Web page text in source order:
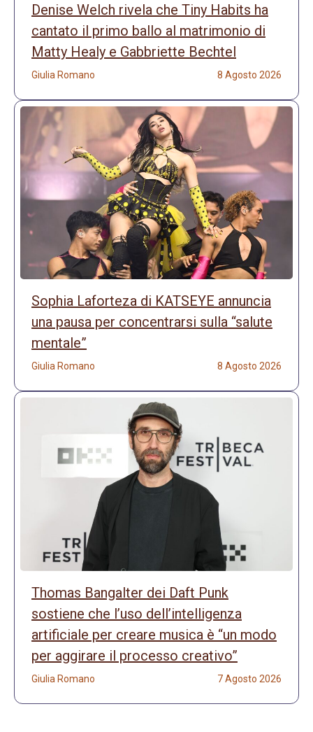
Denise Welch rivela che Tiny Habits ha
cantato il primo ballo al matrimonio di
Matty Healy e Gabbriette Bechtel
Giulia Romano 8 Agosto 2026
Sophia Laforteza di KATSEYE annuncia
una pausa per concentrarsi sulla “salute
mentale”
Giulia Romano 8 Agosto 2026
Thomas Bangalter dei Daft Punk
sostiene che l’uso dell’intelligenza
artificiale per creare musica è “un modo
per aggirare il processo creativo”
Giulia Romano 7 Agosto 2026